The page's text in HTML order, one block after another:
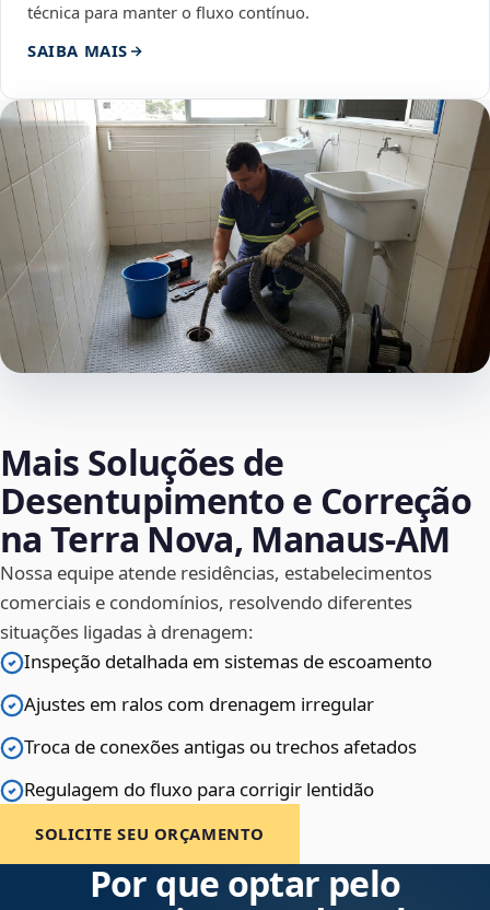
técnica para manter o fluxo contínuo.
SAIBA MAIS
Mais Soluções de
Desentupimento e Correção
na Terra Nova, Manaus‑AM
Nossa equipe atende residências, estabelecimentos
comerciais e condomínios, resolvendo diferentes
situações ligadas à drenagem:
Inspeção detalhada em sistemas de escoamento
Ajustes em ralos com drenagem irregular
Troca de conexões antigas ou trechos afetados
Regulagem do fluxo para corrigir lentidão
SOLICITE SEU ORÇAMENTO
Por que optar pelo